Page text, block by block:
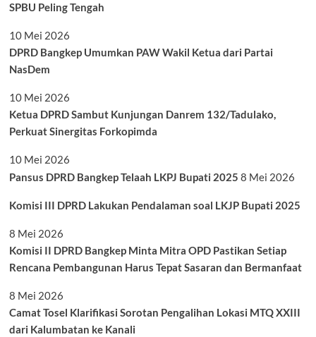
SPBU Peling Tengah
10 Mei 2026
DPRD Bangkep Umumkan PAW Wakil Ketua dari Partai
NasDem
10 Mei 2026
Ketua DPRD Sambut Kunjungan Danrem 132/Tadulako,
Perkuat Sinergitas Forkopimda
10 Mei 2026
Pansus DPRD Bangkep Telaah LKPJ Bupati 2025 8 Mei 2026
Komisi III DPRD Lakukan Pendalaman soal LKJP Bupati 2025
8 Mei 2026
Komisi II DPRD Bangkep Minta Mitra OPD Pastikan Setiap
Rencana Pembangunan Harus Tepat Sasaran dan Bermanfaat
8 Mei 2026
Camat Tosel Klarifikasi Sorotan Pengalihan Lokasi MTQ XXIII
dari Kalumbatan ke Kanali